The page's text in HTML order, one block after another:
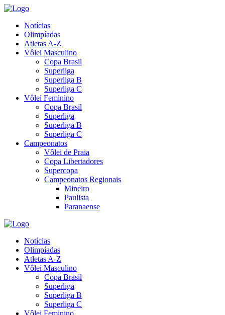
Notícias
Olimpíadas
Atletas A-Z
Vôlei Masculino
Copa Brasil
Superliga
Superliga B
Superliga C
Vôlei Feminino
Copa Brasil
Superliga
Superliga B
Superliga C
Campeonatos
Vôlei de Praia
Copa Libertadores
Supercopa
Campeonatos Regionais
Mineiro
Paulista
Paranaense
Notícias
Olimpíadas
Atletas A-Z
Vôlei Masculino
Copa Brasil
Superliga
Superliga B
Superliga C
Vôlei Feminino